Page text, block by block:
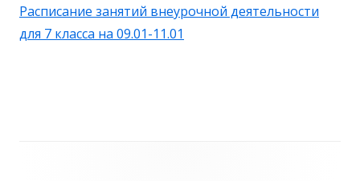
Расписание занятий внеурочной деятельности
для 7 класса на 09.01-11.01